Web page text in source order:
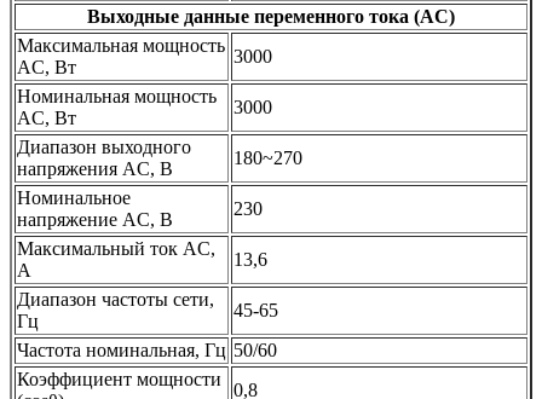
Выходные данные переменного тока (AC)
Максимальная мощность
AC, Вт
3000
Номинальная мощность
AC, Вт
3000
Диапазон выходного
напряжения AC, В
180~270
Номинальное
напряжение AC, В
230
Максимальный ток AC,
А
13,6
Диапазон частоты сети,
Гц
45-65
Частота номинальная, Гц 50/60
Коэффициент мощности
0,8